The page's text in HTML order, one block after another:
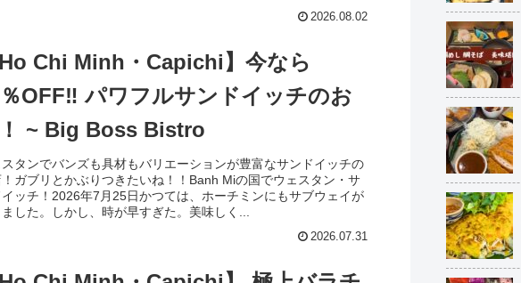
2026.08.02
Ho Chi Minh・Capichi】今なら
OFF‼️ パワフルサンドイッチのお
~ Big Boss Bistro
スタンでバンズも具材もバリエーションが豊富なサンドイッチの
！ガブリとかぶりつきたいね！！Banh Miの国でウェスタン・サ
イッチ！2026年7月25日かつては、ホーチミンにもサブウェイが
した。しかし、時が早すぎた。美味しく...
2026.07.31